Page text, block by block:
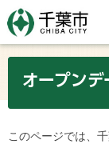
オープン
このページでは、